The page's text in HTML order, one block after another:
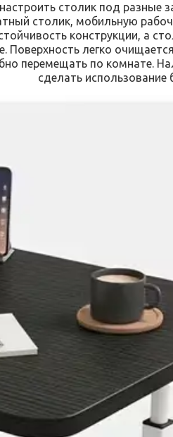
столик под
столик, мобильную
конструкции,
Поверхность легко
перемещать по комнате.
сделать